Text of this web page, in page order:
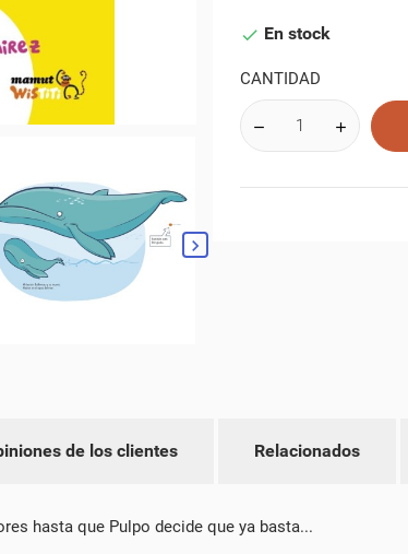
 En stock
CANTIDAD
de los clientes Relacionados
hasta que Pulpo decide que ya basta...
LISTA DE DESEOS
DE LA LISTA DE DESEOS